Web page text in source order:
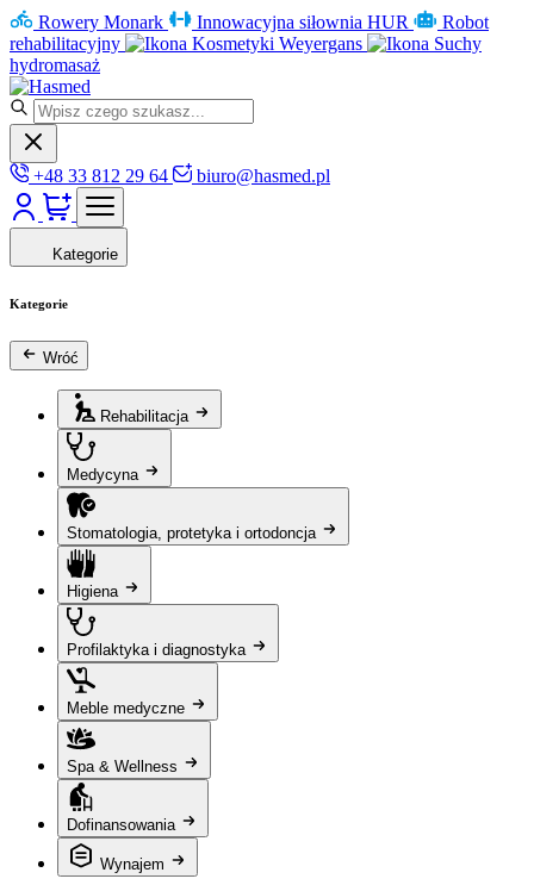
Rowery Monark Innowacyjna siłownia HUR
Robot
rehabilitacyjny
Kosmetyki Weyergans
Suchy
hydromasaż
+48 33 812 29 64 biuro@hasmed.pl
Kategorie
Kategorie
Wróć
Rehabilitacja
Medycyna
Stomatologia, protetyka i ortodoncja
Higiena
Profilaktyka i diagnostyka
Meble medyczne
Spa & Wellness
Dofinansowania
Wynajem